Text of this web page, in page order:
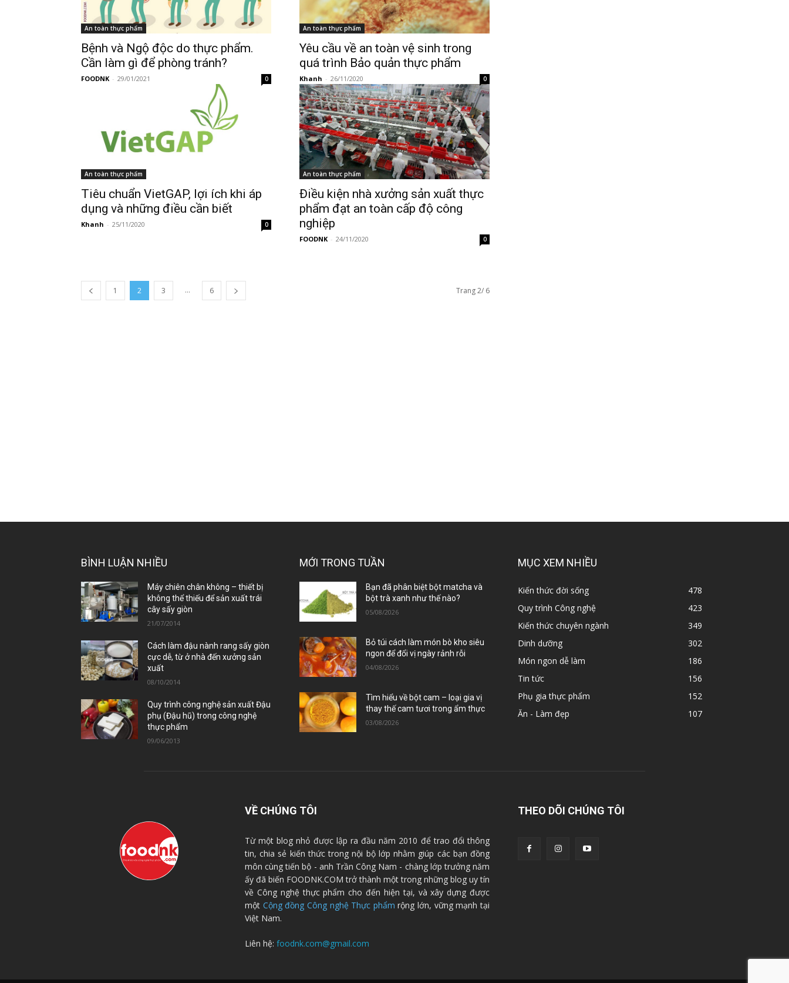
An toàn thực phẩm
Bệnh và Ngộ độc do thực phẩm.
Cần làm gì để phòng tránh?
FOODNK - 29/01/2021 0
An toàn thực phẩm
Yêu cầu về an toàn vệ sinh trong
quá trình Bảo quản thực phẩm
Khanh - 26/11/2020 0
An toàn thực phẩm
Tiêu chuẩn VietGAP, lợi ích khi áp
dụng và những điều cần biết
Khanh - 25/11/2020 0
An toàn thực phẩm
Điều kiện nhà xưởng sản xuất thực
phẩm đạt an toàn cấp độ công
nghiệp
FOODNK - 24/11/2020 0
1 2 3 ... 6 Trang 2/ 6
BÌNH LUẬN NHIỀU
Máy chiên chân không – thiết bị
không thể thiếu để sản xuất trái
cây sấy giòn
21/07/2014
Cách làm đậu nành rang sấy giòn
cực dễ, từ ở nhà đến xưởng sản
xuất
08/10/2014
Quy trình công nghệ sản xuất Đậu
phụ (Đậu hũ) trong công nghệ
thực phẩm
09/06/2013
MỚI TRONG TUẦN
Bạn đã phân biệt bột matcha và
bột trà xanh như thế nào?
05/08/2026
Bỏ túi cách làm món bò kho siêu
ngon để đổi vị ngày rảnh rỗi
04/08/2026
Tìm hiểu về bột cam – loại gia vị
thay thế cam tươi trong ẩm thực
03/08/2026
MỤC XEM NHIỀU
Kiến thức đời sống
478
Quy trình Công nghệ
423
Kiến thức chuyên ngành
349
Dinh dưỡng
302
Món ngon dễ làm
186
Tin tức
156
Phụ gia thực phẩm
152
Ăn - Làm đẹp
107
VỀ CHÚNG TÔI
Từ một blog nhỏ được lập ra đầu năm 2010 để trao đổi thông
tin, chia sẻ kiến thức trong nội bộ lớp nhằm giúp các bạn đồng
môn cùng tiến bộ - anh Trần Công Nam - chàng lớp trưởng năm
ấy đã biến FOODNK.COM trở thành một trong những blog uy tín
về Công nghệ thực phẩm cho đến hiện tại, và xây dựng được
một Cộng đồng Công nghệ Thực phẩm rộng lớn, vững mạnh tại
Việt Nam.
Liên hệ: foodnk.com@gmail.com
THEO DÕI CHÚNG TÔI